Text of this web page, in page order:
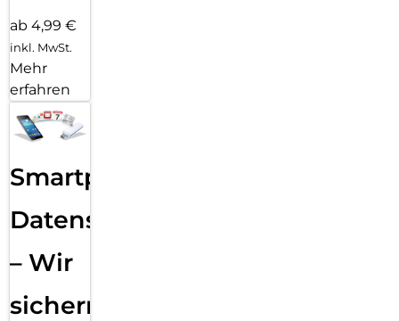
ab 4,99 €
inkl. MwSt.
Mehr
erfahren
Smartphone
Datensicherung
– Wir
sichern